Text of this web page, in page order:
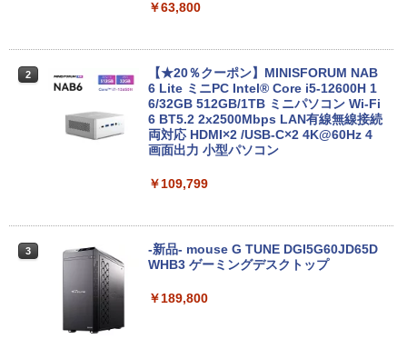
￥-
【2026年アップグレード版】AOKIMI ワイヤ
軽量 ブルートゥースHi-Fi 最大36時間再生 ぶ
学/WEB会議(ホワイト)
￥250
見知らぬ糸
￥250
On My Road (Stadium ver.)
￥250
￥1,117
強炭酸水 ペットボトル 500ミリリットル (Sm
みきった日本の水 2L 8本 ラベルレス [ ケース
￥832
スーパーの裏でヤニ吸うふたり 9巻 (デジタル
HUNTER×HUNTER モノクロ版 39 (ジャンプ
￥29,800
2
【新品】14インチワイド液晶 フルHD ノ
ートパソコン office付き Intel Pentium
GOLD 6500Y メモリ8GB M.2 SATA SSD
256GB USB3.0 HDMI WEBカメラ Bluet
ooth 無線LAN Windows11 JIS規格 日本
語配列キーボード ノートPC win11【NC
【新品】【楽天1位！】ノートパソコン
付きノートパソコン 初心者向け Window
￥63,800
2
【★20％クーポン】MINISFORUM NAB
6 Lite ミニPC Intel® Core i5-12600H 1
6/32GB 512GB/1TB ミニパソコン Wi-Fi
6 BT5.2 2x2500Mbps LAN有線無線接続
両対応 HDMI×2 /USB-C×2 4K@60Hz 4
画面出力 小型パソコン
￥109,799
3
-新品- mouse G TUNE DGI5G60JD65D
WHB3 ゲーミングデスクトップ
￥189,800